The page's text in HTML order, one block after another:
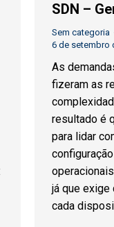
SDN –
Sem categoria
6 de setembro
As
fizeram as
resultado é
para lidar
já que exige
cada